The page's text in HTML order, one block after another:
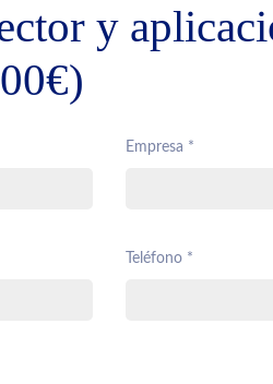
y
Empresa *
Teléfono *